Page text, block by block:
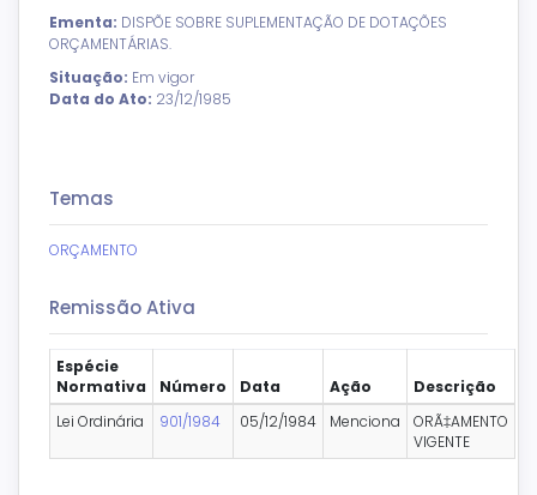
Ementa: DISPÕE SOBRE SUPLEMENTAÇÃO DE DOTAÇÕES
ORÇAMENTÁRIAS.
Situação: Em vigor
Data do Ato: 23/12/1985
Temas
ORÇAMENTO
Remissão Ativa
Espécie
Normativa
Número Data Ação
Descrição
Lei Ordinária
901/1984 05/12/1984 Menciona
ORÃ‡AMENTO
VIGENTE